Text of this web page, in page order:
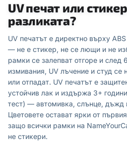
UV печат или
разликата?
UV печатът е директно върху
— не е стикер, не се лющи и не
рамки се залепват отгоре и след
измивания, UV лъчение и студ се
или отпадат. UV печатът е
устойчив лак и издържа 3+
тест) — автомивка, слънце, дъжд
Цветовете остават ярки от
защо всички рамки на
не стикери.